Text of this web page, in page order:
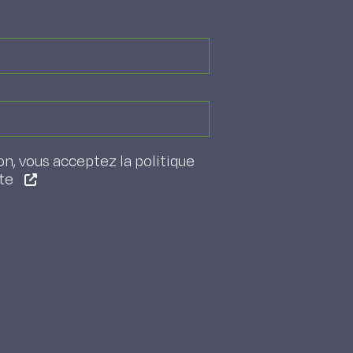
vous acceptez la politique